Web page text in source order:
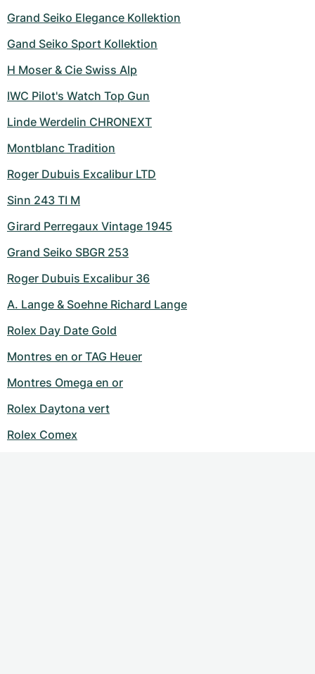
Grand Seiko Elegance Kollektion
Gand Seiko Sport Kollektion
H Moser & Cie Swiss Alp
IWC Pilot's Watch Top Gun
Linde Werdelin CHRONEXT
Montblanc Tradition
Roger Dubuis Excalibur LTD
Sinn 243 TI M
Girard Perregaux Vintage 1945
Grand Seiko SBGR 253
Roger Dubuis Excalibur 36
A. Lange & Soehne Richard Lange
Rolex Day Date Gold
Montres en or TAG Heuer
Montres Omega en or
Rolex Daytona vert
Rolex Comex